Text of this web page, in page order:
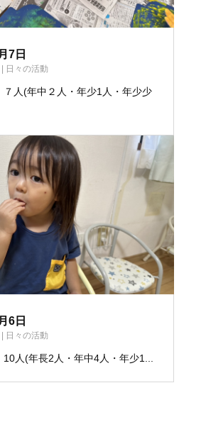
7日
日々の活動
７人(年中２人・年少1人・年少少
6日
日々の活動
10人(年長2人・年中4人・年少1...